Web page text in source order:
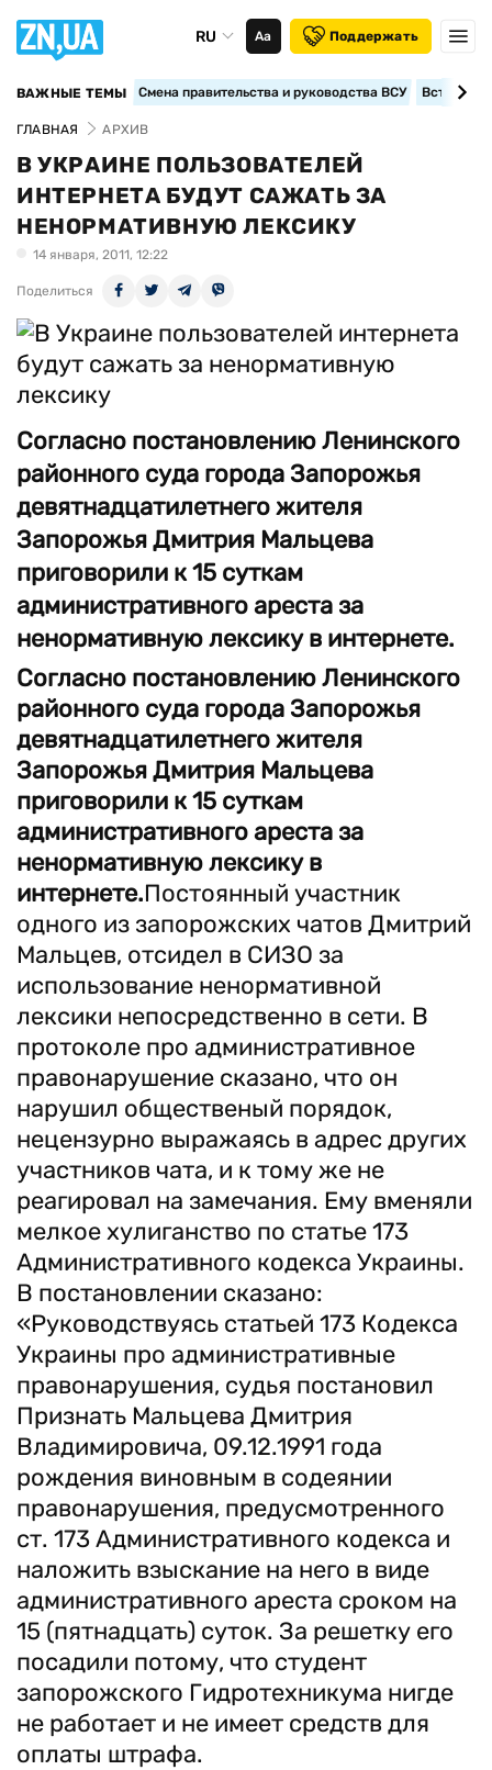
RU Аа Поддержать
ВАЖНЫЕ ТЕМЫ Смена правительства и руководства ВСУ
ГЛАВНАЯ АРХИВ
В УКРАИНЕ ПОЛЬЗОВАТЕЛЕЙ
ИНТЕРНЕТА БУДУТ САЖАТЬ ЗА
НЕНОРМАТИВНУЮ ЛЕКСИКУ
14 января, 2011, 12:22
Поделиться
Согласно постановлению Ленинского
районного суда города Запорожья
девятнадцатилетнего жителя
Запорожья Дмитрия Мальцева
приговорили к 15 суткам
административного ареста за
ненормативную лексику в интернете.
Согласно постановлению Ленинского
районного суда города Запорожья
девятнадцатилетнего жителя
Запорожья Дмитрия Мальцева
приговорили к 15 суткам
административного ареста за
ненормативную лексику в
интернете.Постоянный участник
одного из запорожских чатов Дмитрий
Мальцев, отсидел в СИЗО за
использование ненормативной
лексики непосредственно в сети. В
протоколе про административное
правонарушение сказано, что он
нарушил общественый порядок,
нецензурно выражаясь в адрес других
участников чата, и к тому же не
реагировал на замечания. Ему вменяли
мелкое хулиганство по статье 173
Административного кодекса Украины.
В постановлении сказано:
«Руководствуясь статьей 173 Кодекса
Украины про административные
правонарушения, судья постановил
Признать Мальцева Дмитрия
Владимировича, 09.12.1991 года
рождения виновным в содеянии
правонарушения, предусмотренного
ст. 173 Административного кодекса и
наложить взыскание на него в виде
административного ареста сроком на
15 (пятнадцать) суток. За решетку его
посадили потому, что студент
запорожского Гидротехникума нигде
не работает и не имеет средств для
оплаты штрафа.